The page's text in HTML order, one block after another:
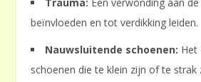
beïnvloeden en tot verdikking leiden.
Nauwsluitende schoenen: Het
schoenen die te klein zijn of te strak